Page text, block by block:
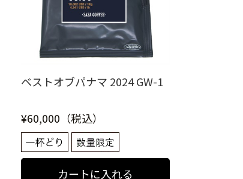
ベストオブパナマ 2024 GW-1
¥60,000（税込）